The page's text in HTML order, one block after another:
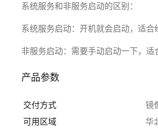
系统服务和非服务启动的区别：
系统服务启动：开机就会启动，适
非服务启动：需要手动启动一下，
产品参数
交付方式
镜
可用区域
华